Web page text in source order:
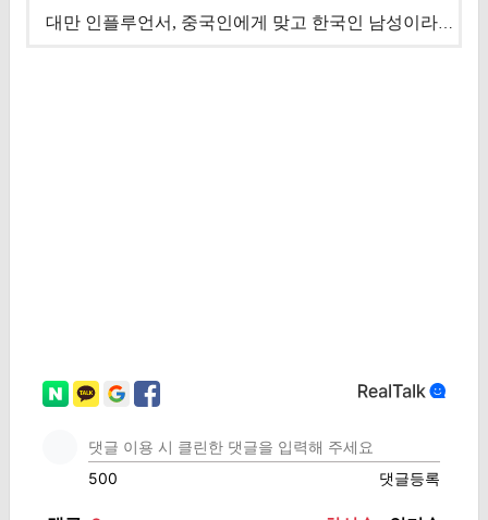
대만 인플루언서, 중국인에게 맞고 한국인 남성이라 진술 '후폭풍'